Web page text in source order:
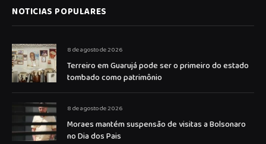
NOTICIAS POPULARES
8 de agosto de 2026
Terreiro em Guarujá pode ser o primeiro do estado
tombado como patrimônio
8 de agosto de 2026
Moraes mantém suspensão de visitas a Bolsonaro
no Dia dos Pais